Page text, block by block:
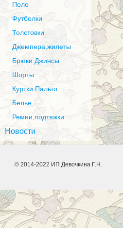
Поло
Футболки
Толстовки
Джемпера,жилеты
Брюки Джинсы
Шорты
Куртки Пальто
Белье
Ремни,подтяжки
Новости
© 2014-2022 ИП Девочкина Г.Н.